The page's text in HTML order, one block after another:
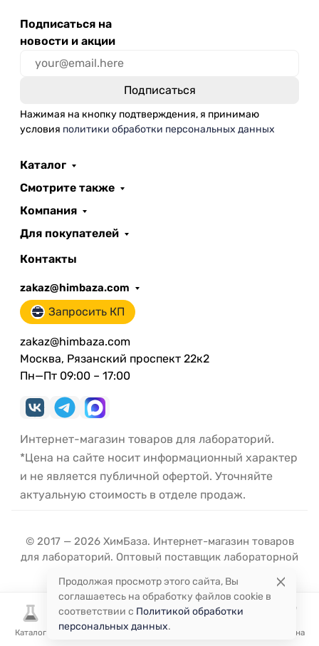
Каталог Избранное Корзина
Подписаться на
новости и акции
Нажимая на кнопку подтверждения, я принимаю
условия политики обработки персональных данных
Каталог
Смотрите также
Компания
Для покупателей
Контакты
zakaz@himbaza.com
Запросить КП
zakaz@himbaza.com
Москва, Рязанский проспект 22к2
Пн—Пт 09:00 – 17:00
Интернет-магазин товаров для лабораторий.
*Цена на сайте носит информационный характер
и не является публичной офертой. Уточняйте
актуальную стоимость в отделе продаж.
© 2017 — 2026 ХимБаза. Интернет-магазин товаров
для лабораторий. Оптовый поставщик лабораторной
Продолжая просмотр этого сайта, Вы
соглашаетесь на обработку файлов cookie в
соответствии с Политикой обработки
персональных данных.